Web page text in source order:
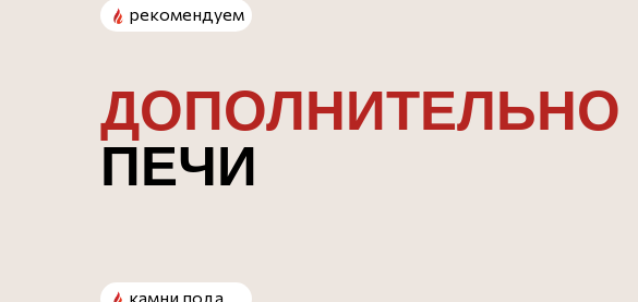
ДОПОЛНИТЕЛЬНО
ПЕЧИ
рекомендуем
камни пода